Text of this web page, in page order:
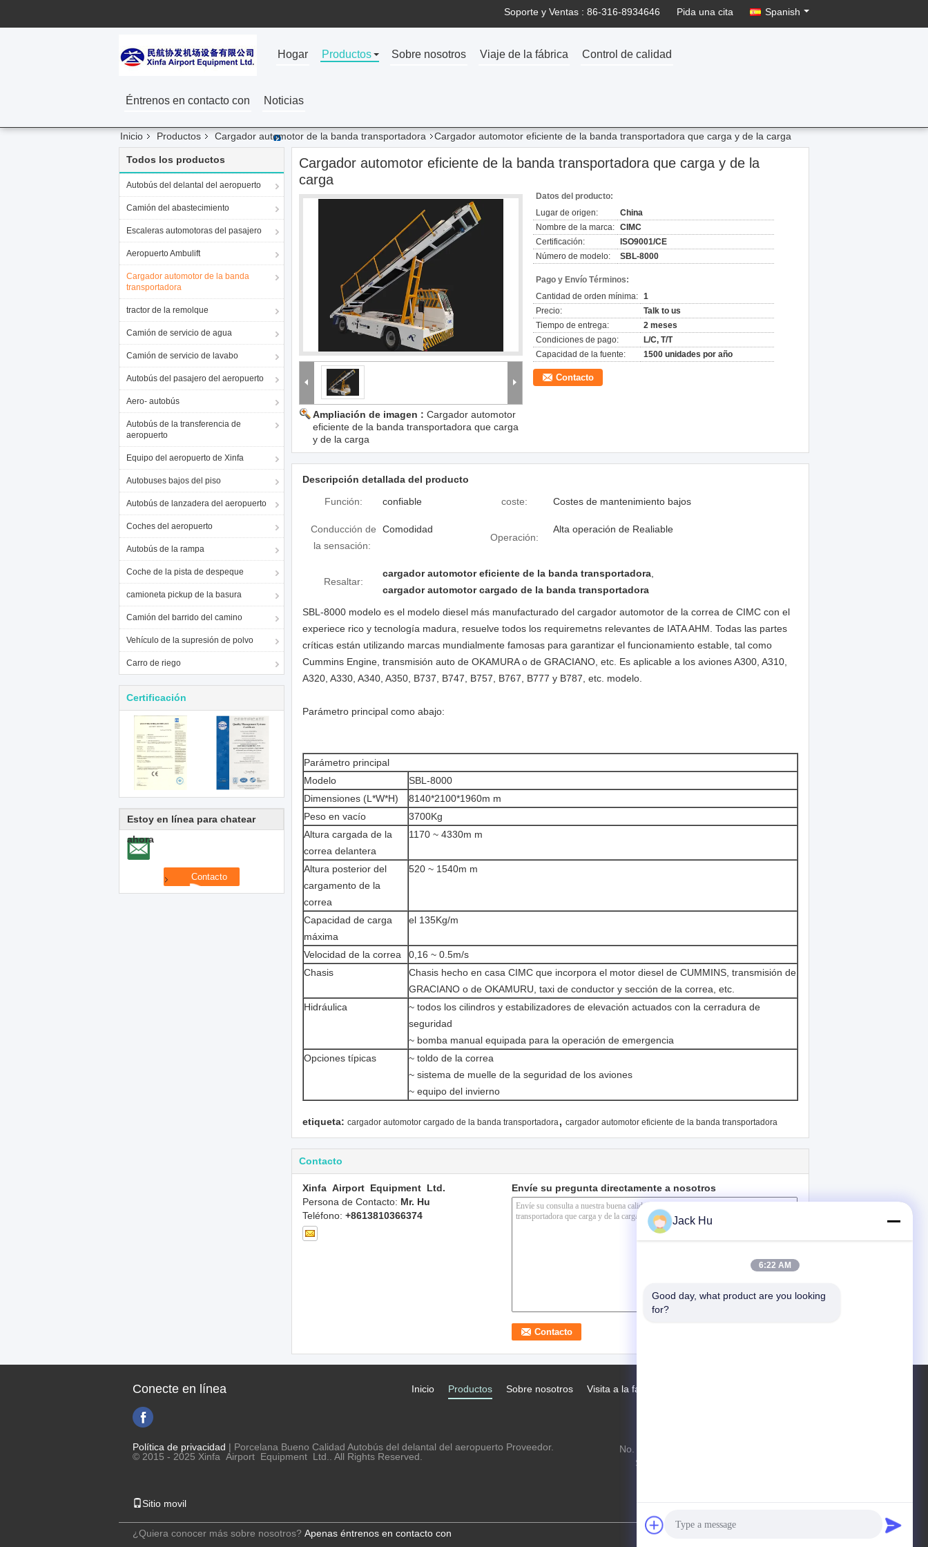
Soporte y Ventas : 86-316-8934646 Pida una cita Spanish
Hogar Productos Sobre nosotros Viaje de la fábrica Control de calidad
Éntrenos en contacto con Noticias
Inicio Productos Cargador automotor de la banda transportadora Cargador automotor eficiente de la banda transportadora que carga y de la carga
Todos los productos
Autobús del delantal del aeropuerto
Camión del abastecimiento
Escaleras automotoras del pasajero
Aeropuerto Ambulift
Cargador automotor de la banda
transportadora
tractor de la remolque
Camión de servicio de agua
Camión de servicio de lavabo
Autobús del pasajero del aeropuerto
Aero- autobús
Autobús de la transferencia de
aeropuerto
Equipo del aeropuerto de Xinfa
Autobuses bajos del piso
Autobús de lanzadera del aeropuerto
Coches del aeropuerto
Autobús de la rampa
Coche de la pista de despeque
camioneta pickup de la basura
Camión del barrido del camino
Vehículo de la supresión de polvo
Carro de riego
Certificación
Estoy en línea para chatear
ahora
Cargador automotor eficiente de la banda transportadora que carga y de la
carga
Ampliación de imagen : Cargador automotor
eficiente de la banda transportadora que carga
y de la carga
Datos del producto:
Lugar de origen:
China
Nombre de la marca: CIMC
Certificación:
ISO9001/CE
Número de modelo:
SBL-8000
Pago y Envío Términos:
Cantidad de orden mínima: 1
Precio:
Talk to us
Tiempo de entrega:
2 meses
Condiciones de pago:
L/C, T/T
Capacidad de la fuente:
1500 unidades por año
Contacto
Descripción detallada del producto
Función:
confiable coste: Costes de mantenimiento bajos
Conducción de
la sensación:
Comodidad
Operación:
Alta operación de Realiable
Resaltar:
cargador automotor eficiente de la banda transportadora
cargador automotor cargado de la banda transportadora
SBL-8000 modelo es el modelo diesel más manufacturado del cargador automotor de la correa de CIMC con el
experiece rico y tecnología madura, resuelve todos los requiremetns relevantes de IATA AHM. Todas las partes
críticas están utilizando marcas mundialmente famosas para garantizar el funcionamiento estable, tal como
Cummins Engine, transmisión auto de OKAMURA o de GRACIANO, etc. Es aplicable a los aviones A300, A310,
A320, A330, A340, A350, B737, B747, B757, B767, B777 y B787, etc. modelo.
Parámetro principal como abajo:
Parámetro principal
Modelo
SBL-8000
Dimensiones (L*W*H)
8140*2100*1960m m
Peso en vacío
3700Kg
Altura cargada de la
correa delantera
1170 ~ 4330m m
Altura posterior del
cargamento de la
correa
520 ~ 1540m m
Capacidad de carga
máxima
el 135Kg/m
Velocidad de la correa
0,16 ~ 0.5m/s
Chasis
Chasis hecho en casa CIMC que incorpora el motor diesel de CUMMINS, transmisión de
GRACIANO o de OKAMURU, taxi de conductor y sección de la correa, etc.
Hidráulica
~ todos los cilindros y estabilizadores de elevación actuados con la cerradura de
seguridad
~ bomba manual equipada para la operación de emergencia
Opciones típicas
~ toldo de la correa
~ sistema de muelle de la seguridad de los aviones
~ equipo del invierno
etiqueta: cargador automotor cargado de la banda transportadora, cargador automotor eficiente de la banda transportadora
Contacto
Xinfa Airport Equipment Ltd.
Persona de Contacto: Mr. Hu
Teléfono: +8613810366374
Envíe su pregunta directamente a nosotros
Conecte en línea Visita a la fábrica
Sobre nosotros
Productos
Inicio
Política de privacidad | Porcelana Bueno Calidad Autobús del delantal del aeropuerto Proveedor.
© 2015 - 2025 Xinfa Airport Equipment Ltd.. All Rights Reserved.
No. 97 camino de Changping, ciudad de
Shahe, distrito de Changping, Pekín,
Sitio movil
¿Quiera conocer más sobre nosotros? Apenas éntrenos en contacto con
Jack Hu
6:22 AM
Good day, what product are you looking
for?